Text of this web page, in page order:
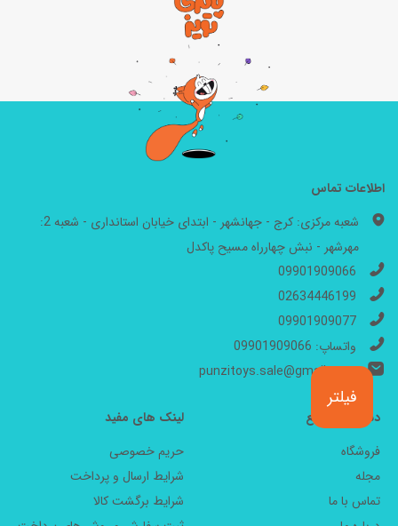
فیلتر
اطلاعات تماس
شعبه مرکزی: کرج - جهانشهر - ابتدای خیابان استانداری - شعبه 2:
مهرشهر - نبش چهارراه مسیح پاکدل
09901909066
02634446199
09901909077
واتساپ: 09901909066
punzitoys.sale@gmail.com
دسترسی سریع
فروشگاه
مجله
تماس با ما
لینک های مفید
حریم خصوصی
شرایط ارسال و پرداخت
شرایط برگشت کالا